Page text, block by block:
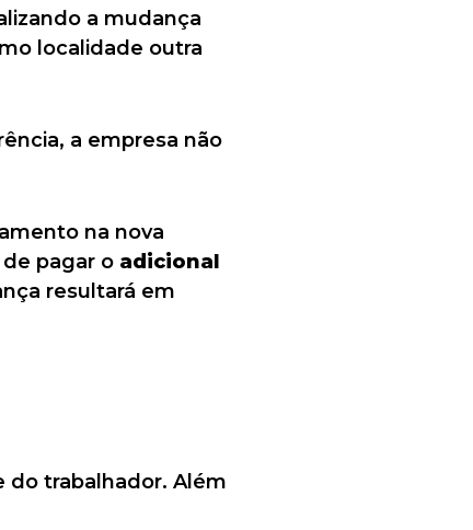
a mudança
localidade outra
a empresa não
na nova
pagar o adicional
resultará em
do trabalhador. Além